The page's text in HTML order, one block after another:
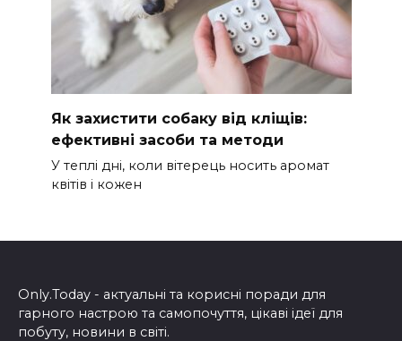
Як захистити собаку від кліщів:
ефективні засоби та методи
У теплі дні, коли вітерець носить аромат
квітів і кожен
Only.Today - актуальні та корисні поради для
гарного настрою та самопочуття, цікаві ідеї для
побуту, новини в світі.